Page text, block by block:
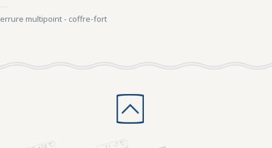
multipoint - coffre-fort